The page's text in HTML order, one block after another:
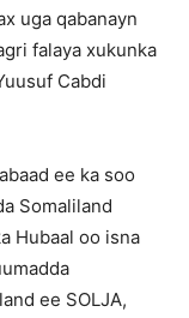
uga qabanayn
falaya xukunka
Cabdi
ee ka soo
Somaliland
Hubaal oo isna
ee SOLJA,